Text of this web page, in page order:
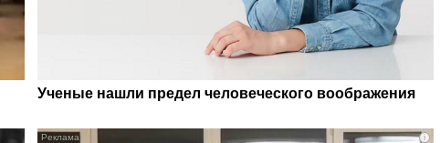
Ученые нашли предел человеческого воображения
i